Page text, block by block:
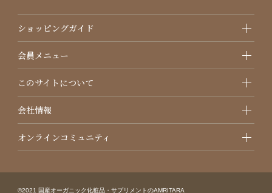
ショッピングガイド
会員メニュー
このサイトについて
会社情報
オンラインコミュニティ
©2021 国産オーガニック化粧品・サプリメントのAMRITARA